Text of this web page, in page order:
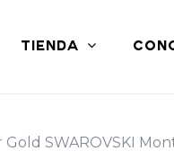
TIENDA
SWAROVSKI